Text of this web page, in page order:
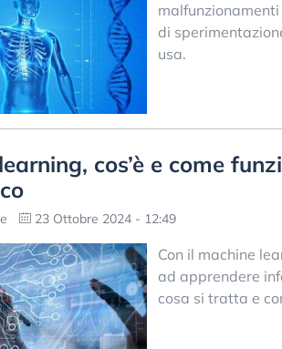
di
usa.
cos’è e come
23 Ottobre 2024 - 12:49
Con il machine
ad apprendere
cosa si tratta e